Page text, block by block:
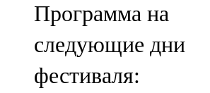
Программа на
следующие дни
фестиваля: